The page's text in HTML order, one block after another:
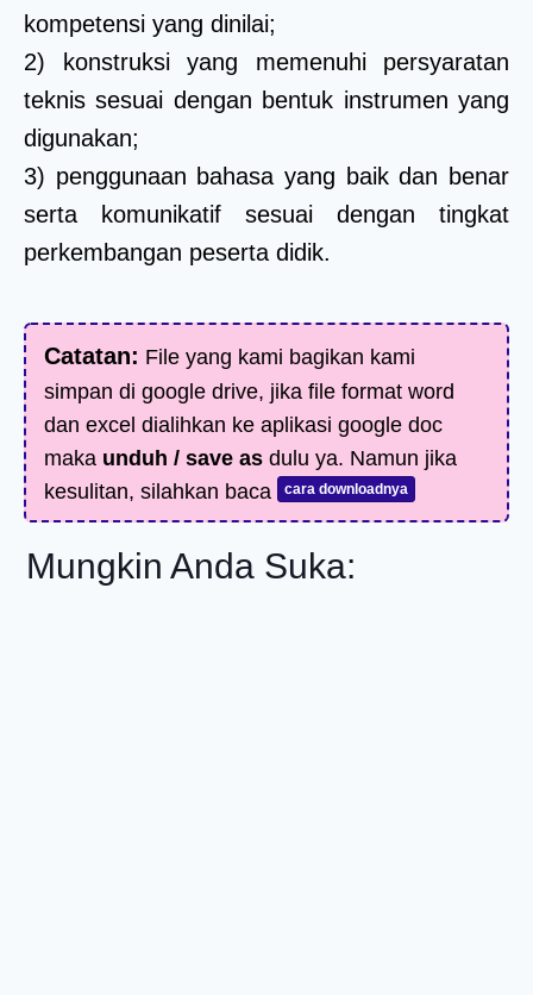
kompetensi yang dinilai;
2) konstruksi yang memenuhi persyaratan
teknis sesuai dengan bentuk instrumen yang
digunakan;
3) penggunaan bahasa yang baik dan benar
serta komunikatif sesuai dengan tingkat
perkembangan peserta didik.
Catatan: File yang kami bagikan kami
simpan di google drive, jika file format word
dan excel dialihkan ke aplikasi google doc
maka unduh / save as dulu ya. Namun jika
kesulitan, silahkan baca
cara downloadnya
Mungkin Anda Suka: